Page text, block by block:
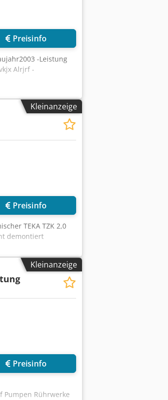
Preisinfo
-Leistung
Alrjrf -
Kleinanzeige
Preisinfo
TEKA TZK 2,0
demontiert
Kleinanzeige
Preisinfo
Pumpen Rührwerke